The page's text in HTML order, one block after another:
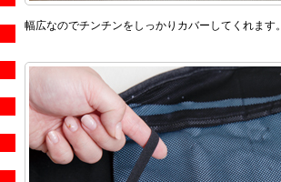
幅広なのでチンチンをしっかりカバーしてくれます。